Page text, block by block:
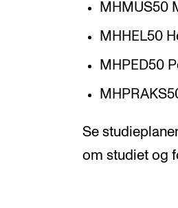
MHMUS50
MHHEL50
MHPED50
Se
om studiet og